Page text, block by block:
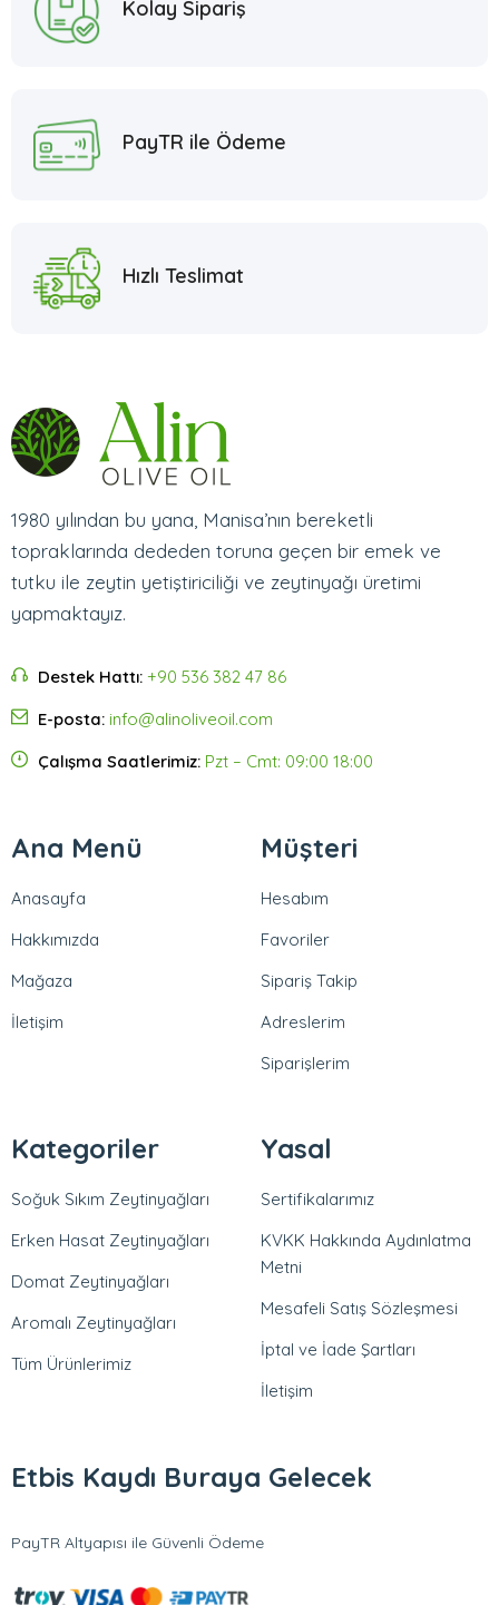
Kolay Sipariş
PayTR ile Ödeme
Hızlı Teslimat
1980 yılından bu yana, Manisa’nın bereketli
topraklarında dededen toruna geçen bir emek ve
tutku ile zeytin yetiştiriciliği ve zeytinyağı üretimi
yapmaktayız.
Destek Hattı: +90 536 382 47 86
E-posta: info@alinoliveoil.com
Çalışma Saatlerimiz: Pzt – Cmt: 09:00 18:00
Ana Menü
Anasayfa
Hakkımızda
Mağaza
İletişim
Müşteri
Hesabım
Favoriler
Sipariş Takip
Adreslerim
Siparişlerim
Kategoriler
Soğuk Sıkım Zeytinyağları
Erken Hasat Zeytinyağları
Domat Zeytinyağları
Aromalı Zeytinyağları
Tüm Ürünlerimiz
Yasal
Sertifikalarımız
KVKK Hakkında Aydınlatma
Metni
Mesafeli Satış Sözleşmesi
İptal ve İade Şartları
İletişim
Etbis Kaydı Buraya Gelecek
PayTR Altyapısı ile Güvenli Ödeme